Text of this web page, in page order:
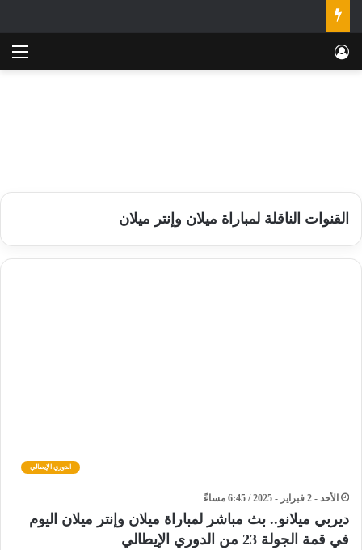
القنوات الناقلة لمباراة ميلان وإنتر ميلان
الدوري الإيطالي
الأحد - 2 فبراير - 2025 / 6:45 مساءً
ديربي ميلانو.. بث مباشر لمباراة ميلان وإنتر ميلان اليوم
في قمة الجولة 23 من الدوري الإيطالي